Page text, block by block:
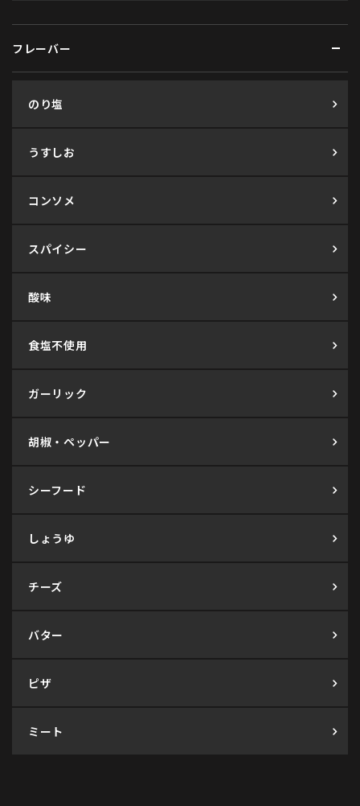
フレーバー
のり塩
うすしお
コンソメ
スパイシー
酸味
食塩不使用
ガーリック
胡椒・ペッパー
シーフード
しょうゆ
チーズ
バター
ピザ
ミート